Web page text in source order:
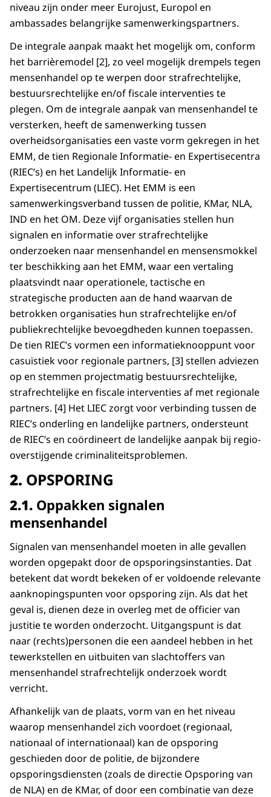
niveau zijn onder meer Eurojust, Europol en
ambassades belangrijke samenwerkingspartners.
De integrale aanpak maakt het mogelijk om, conform
het barrièremodel [2], zo veel mogelijk drempels tegen
mensenhandel op te werpen door strafrechtelijke,
bestuursrechtelijke en/of fiscale interventies te
plegen. Om de integrale aanpak van mensenhandel te
versterken, heeft de samenwerking tussen
overheidsorganisaties een vaste vorm gekregen in het
EMM, de tien Regionale Informatie- en Expertisecentra
(RIEC’s) en het Landelijk Informatie- en
Expertisecentrum (LIEC). Het EMM is een
samenwerkingsverband tussen de politie, KMar, NLA,
IND en het OM. Deze vijf organisaties stellen hun
signalen en informatie over strafrechtelijke
onderzoeken naar mensenhandel en mensensmokkel
ter beschikking aan het EMM, waar een vertaling
plaatsvindt naar operationele, tactische en
strategische producten aan de hand waarvan de
betrokken organisaties hun strafrechtelijke en/of
publiekrechtelijke bevoegdheden kunnen toepassen.
De tien RIEC’s vormen een informatieknooppunt voor
casuïstiek voor regionale partners, [3] stellen adviezen
op en stemmen projectmatig bestuursrechtelijke,
strafrechtelijke en fiscale interventies af met regionale
partners. [4] Het LIEC zorgt voor verbinding tussen de
RIEC’s onderling en landelijke partners, ondersteunt
de RIEC’s en coördineert de landelijke aanpak bij regio-
overstijgende criminaliteitsproblemen.
2. OPSPORING
2.1. Oppakken signalen
mensenhandel
Signalen van mensenhandel moeten in alle gevallen
worden opgepakt door de opsporingsinstanties. Dat
betekent dat wordt bekeken of er voldoende relevante
aanknopingspunten voor opsporing zijn. Als dat het
geval is, dienen deze in overleg met de officier van
justitie te worden onderzocht. Uitgangspunt is dat
naar (rechts)personen die een aandeel hebben in het
tewerkstellen en uitbuiten van slachtoffers van
mensenhandel strafrechtelijk onderzoek wordt
verricht.
Afhankelijk van de plaats, vorm van en het niveau
waarop mensenhandel zich voordoet (regionaal,
nationaal of internationaal) kan de opsporing
geschieden door de politie, de bijzondere
opsporingsdiensten (zoals de directie Opsporing van
de NLA) en de KMar, of door een combinatie van deze